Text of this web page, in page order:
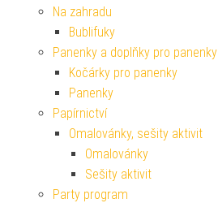
Na zahradu
Bublifuky
Panenky a doplňky pro panenky
Kočárky pro panenky
Panenky
Papírnictví
Omalovánky, sešity aktivit
Omalovánky
Sešity aktivit
Party program